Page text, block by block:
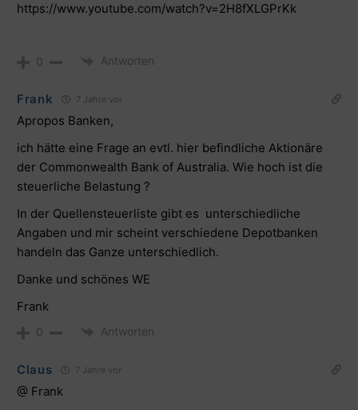
https://www.youtube.com/watch?v=2H8fXLGPrKk
0 Antworten
Frank 7 Jahre vor
Apropos Banken,
ich hätte eine Frage an evtl. hier befindliche Aktionäre
der Commonwealth Bank of Australia. Wie hoch ist die
steuerliche Belastung ?
In der Quellensteuerliste gibt es unterschiedliche
Angaben und mir scheint verschiedene Depotbanken
handeln das Ganze unterschiedlich.
Danke und schönes WE
Frank
0 Antworten
Claus 7 Jahre vor
@ Frank